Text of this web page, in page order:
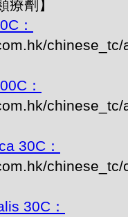
療劑】
：
：
30C：
chinese_tc/
30C：